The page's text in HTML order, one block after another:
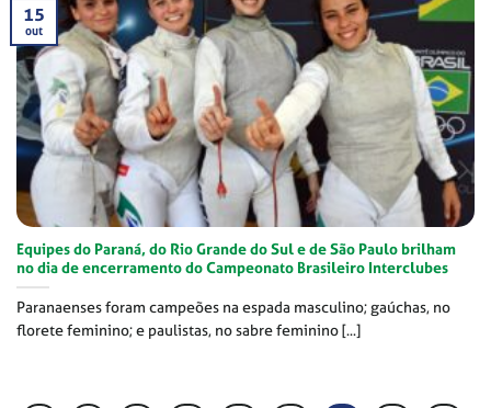
Equipes do Paraná, do Rio Grande do Sul e de São Paulo brilham
no dia de encerramento do Campeonato Brasileiro Interclubes
Paranaenses foram campeões na espada masculino; gaúchas, no
florete feminino; e paulistas, no sabre feminino [...]
15
out